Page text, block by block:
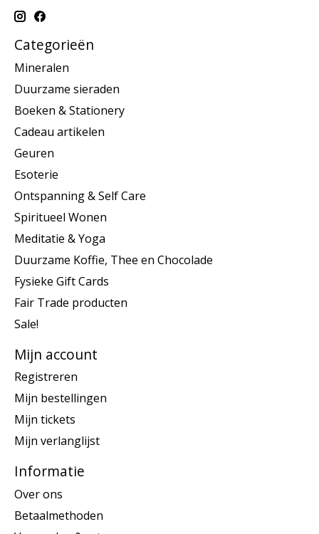
Categorieën
Mineralen
Duurzame sieraden
Boeken & Stationery
Cadeau artikelen
Geuren
Esoterie
Ontspanning & Self Care
Spiritueel Wonen
Meditatie & Yoga
Duurzame Koffie, Thee en Chocolade
Fysieke Gift Cards
Fair Trade producten
Sale!
Mijn account
Registreren
Mijn bestellingen
Mijn tickets
Mijn verlanglijst
Informatie
Over ons
Betaalmethoden